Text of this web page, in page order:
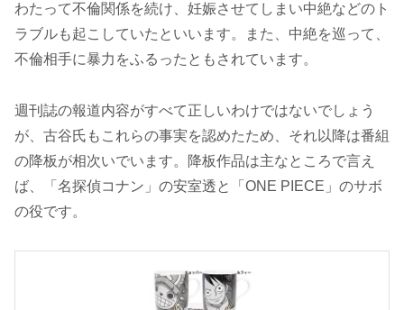
わたって不倫関係を続け、妊娠させてしまい中絶などのト
ラブルも起こしていたといいます。また、中絶を巡って、
不倫相手に暴力をふるったともされています。
週刊誌の報道内容がすべて正しいわけではないでしょう
が、古谷氏もこれらの事実を認めたため、それ以降は番組
の降板が相次いでいます。降板作品は主なところで言え
ば、「名探偵コナン」の安室透と「ONE PIECE」のサボ
の役です。